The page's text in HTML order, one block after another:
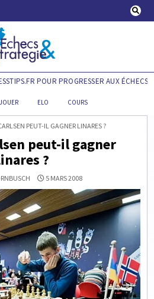
POUR PROGRESSER AUX ÉCHECS !
JOUER ELO COURS
PEUT-IL GAGNER LINARES ?
peut-il gagner
?
5 MARS 2008